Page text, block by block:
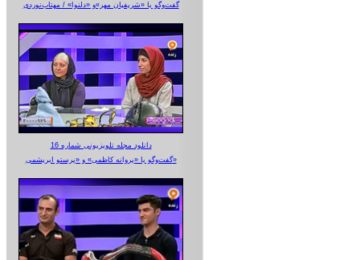
گفت‌وگو با «شریفیان مهر»‌و «دلنوا» / مهتاب‌نوردی
دانلود مجله تلویزیونی شماره 16
گفت‌وگو با «پروانه کاظمی» و «پرستو‌ ابریشمی»